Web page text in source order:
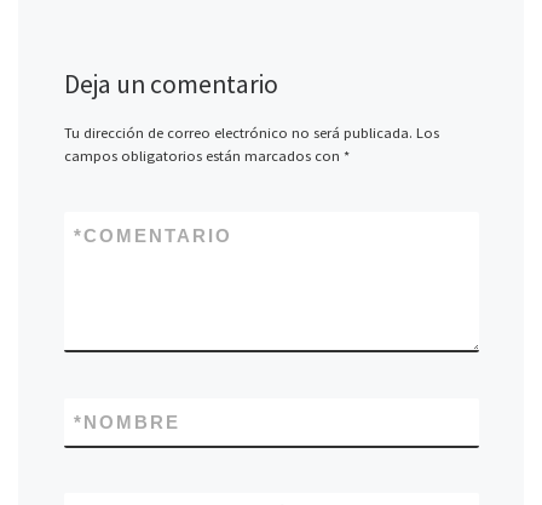
Deja un comentario
Tu dirección de correo electrónico no será publicada. Los
campos obligatorios están marcados con *
COMENTARIO
*
NOMBRE
*